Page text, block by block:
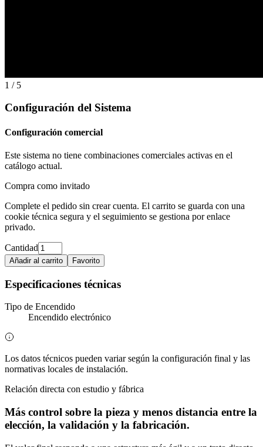
1 / 5
Configuración del Sistema
Configuración comercial
Este sistema no tiene combinaciones comerciales activas en el
catálogo actual.
Compra como invitado
Complete el pedido sin crear cuenta. El carrito se guarda con una
cookie técnica segura y el seguimiento se gestiona por enlace
privado.
Cantidad
Añadir al carrito Favorito
Especificaciones técnicas
Tipo de Encendido
Encendido electrónico
Los datos técnicos pueden variar según la configuración final y las
normativas locales de instalación.
Relación directa con estudio y fábrica
Más control sobre la pieza y menos distancia entre la
elección, la validación y la fabricación.